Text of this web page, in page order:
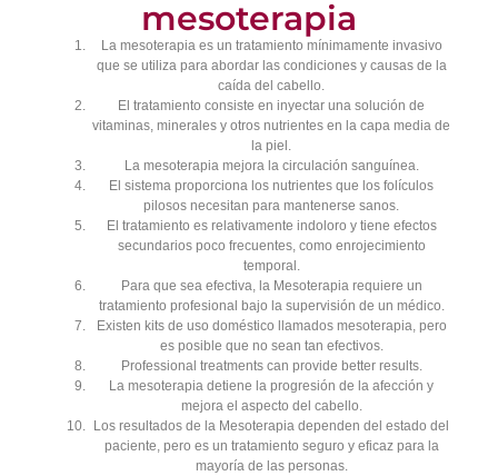
mesoterapia
La mesoterapia es un tratamiento mínimamente invasivo
que se utiliza para abordar las condiciones y causas de la
caída del cabello.
El tratamiento consiste en inyectar una solución de
vitaminas, minerales y otros nutrientes en la capa media de
la piel.
La mesoterapia mejora la circulación sanguínea.
El sistema proporciona los nutrientes que los folículos
pilosos necesitan para mantenerse sanos.
El tratamiento es relativamente indoloro y tiene efectos
secundarios poco frecuentes, como enrojecimiento
temporal.
Para que sea efectiva, la Mesoterapia requiere un
tratamiento profesional bajo la supervisión de un médico.
Existen kits de uso doméstico llamados mesoterapia, pero
es posible que no sean tan efectivos.
Professional treatments can provide better results.
La mesoterapia detiene la progresión de la afección y
mejora el aspecto del cabello.
Los resultados de la Mesoterapia dependen del estado del
paciente, pero es un tratamiento seguro y eficaz para la
mayoría de las personas.